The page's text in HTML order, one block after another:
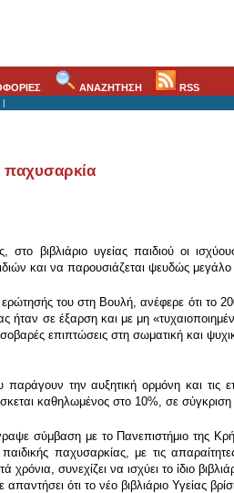
ΑΝΑΖΗΤΗΣΗ RSS
|
παχυσαρκία
βιβλιάριο υγείας παιδιού οι
και να παρουσιάζεται ψευδώς
του στη Βουλή, ανέφερε ότι το
σε έξαρση και με μη
επιπτώσεις στη σωματική και
παράγουν την αυξητική ορμόνη και
καθηλωμένος στο 10%, σε
σύμβαση με το Πανεπιστήμιο της
παχυσαρκίας, με τις
συνεχίζει να ισχύει το ίδιο
ότι το νέο βιβλιάριο Υγείας